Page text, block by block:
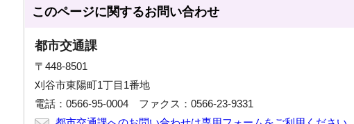
このページに関するお問い合わせ
都市交通課
〒448-8501
刈谷市東陽町1丁目1番地
電話：0566-95-0004 ファクス：0566-23-9331